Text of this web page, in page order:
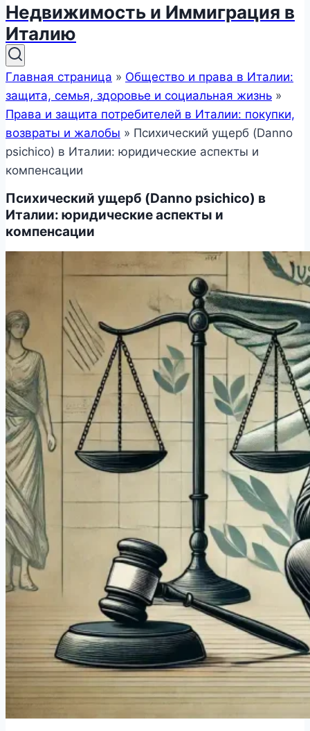
Недвижимость и Иммиграция в
Италию
Главная страница » Общество и права в Италии:
защита, семья, здоровье и социальная жизнь »
Права и защита потребителей в Италии: покупки,
возвраты и жалобы » Психический ущерб (Danno
psichico) в Италии: юридические аспекты и
компенсации
Психический ущерб (Danno psichico) в
Италии: юридические аспекты и
компенсации